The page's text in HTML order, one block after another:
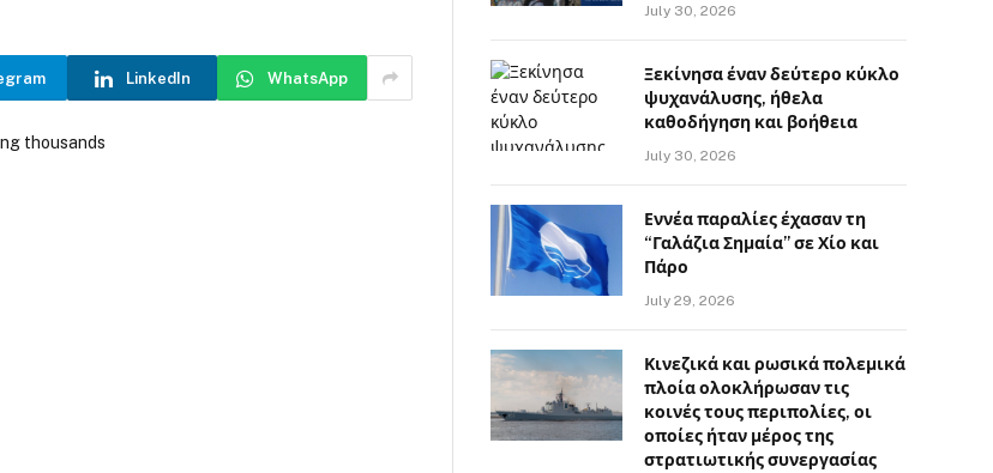
LinkedIn WhatsApp
July 30, 2026
Ξεκίνησα έναν δεύτερο κύκλο
ψυχανάλυσης, ήθελα
καθοδήγηση και βοήθεια
July 30, 2026
Εννέα παραλίες έχασαν τη
“Γαλάζια Σημαία” σε Χίο και
Πάρο
July 29, 2026
Κινεζικά και ρωσικά πολεμικά
πλοία ολοκλήρωσαν τις
κοινές τους περιπολίες, οι
οποίες ήταν μέρος της
στρατιωτικής συνεργασίας